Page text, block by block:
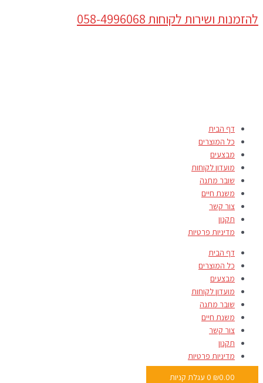
לתוכן
להזמנות ושירות לקוחות 058-4996068
דף הבית
כל המוצרים
מבצעים
מועדון לקוחות
שובר מתנה
משנת חיים
צור קשר
תקנון
מדיניות פרטיות
דף הבית
כל המוצרים
מבצעים
מועדון לקוחות
שובר מתנה
משנת חיים
צור קשר
תקנון
מדיניות פרטיות
₪0.00
0 עגלת קניות
search
מחירים:
זה